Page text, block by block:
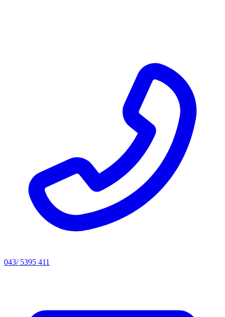
043/ 5395 411